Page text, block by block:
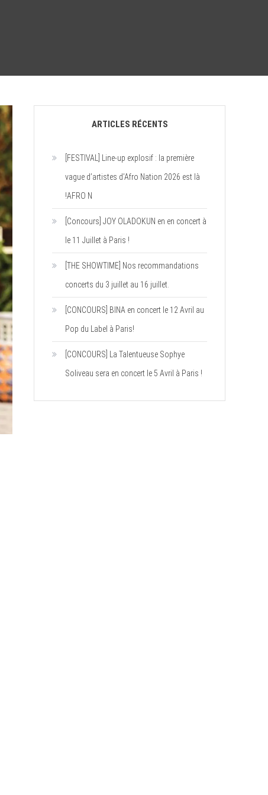
ARTICLES RÉCENTS
[FESTIVAL] Line-up explosif : la première
vague d’artistes d’Afro Nation 2026 est là
!AFRO N
[Concours] JOY OLADOKUN en en concert à
le 11 Juillet à Paris !
[THE SHOWTIME] Nos recommandations
concerts du 3 juillet au 16 juillet.
[CONCOURS] BINA en concert le 12 Avril au
Pop du Label à Paris!
[CONCOURS] La Talentueuse Sophye
Soliveau sera en concert le 5 Avril à Paris !